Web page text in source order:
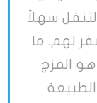
سهلاً
لهم. ما
المزج
الطبيعة